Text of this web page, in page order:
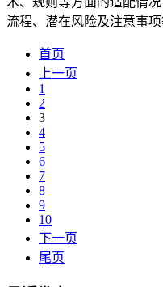
流程、潜在风险及注意事
首页
上一页
1
2
3
4
5
6
7
8
9
10
下一页
尾页